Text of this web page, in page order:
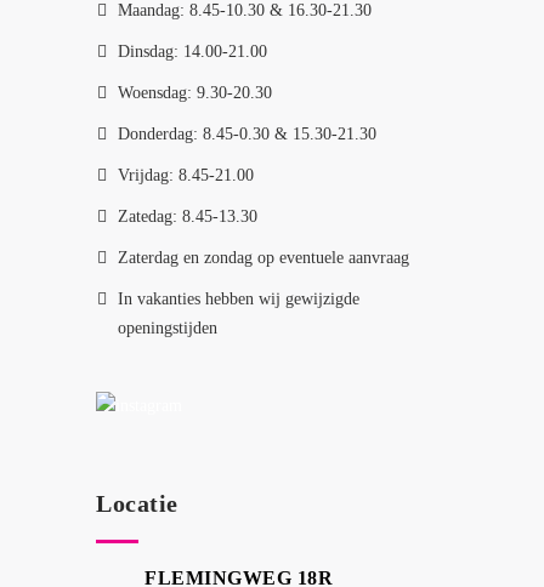
Maandag: 8.45-10.30 & 16.30-21.30
Dinsdag: 14.00-21.00
Woensdag: 9.30-20.30
Donderdag: 8.45-0.30 & 15.30-21.30
Vrijdag: 8.45-21.00
Zatedag: 8.45-13.30
Zaterdag en zondag op eventuele aanvraag
In vakanties hebben wij gewijzigde
openingstijden
Locatie
FLEMINGWEG 18R